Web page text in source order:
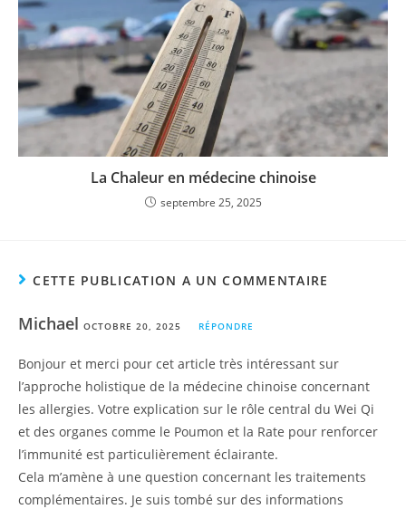
La Chaleur en médecine chinoise
septembre 25, 2025
CETTE PUBLICATION A UN COMMENTAIRE
Michael OCTOBRE 20, 2025 RÉPONDRE
Bonjour et merci pour cet article très intéressant sur
l’approche holistique de la médecine chinoise concernant
les allergies. Votre explication sur le rôle central du Wei Qi
et des organes comme le Poumon et la Rate pour renforcer
l’immunité est particulièrement éclairante.
Cela m’amène à une question concernant les traitements
complémentaires. Je suis tombé sur des informations